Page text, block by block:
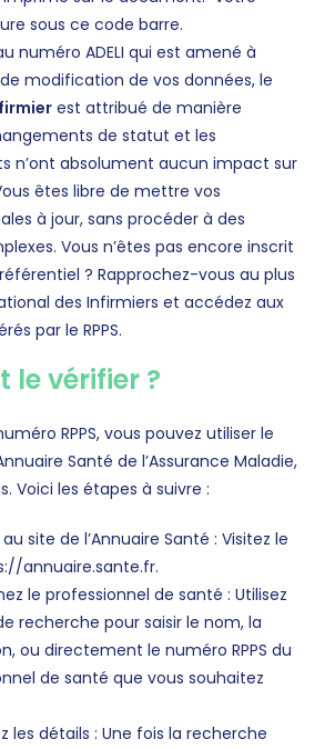
sous ce code barre.
numéro ADELI qui est amené à
modification de vos données, le
est attribué de manière
de statut et les
n’ont absolument aucun impact sur
êtes libre de mettre vos
à jour, sans procéder à des
Vous n’êtes pas encore inscrit
? Rapprochez-vous au plus
des Infirmiers et accédez aux
par le RPPS.
le vérifier ?
RPPS, vous pouvez utiliser le
Santé de l’Assurance Maladie,
Voici les étapes à suivre :
site de l’Annuaire Santé : Visitez le
annuaire.sante.fr.
le professionnel de santé : Utilisez
recherche pour saisir le nom, la
ou directement le numéro RPPS du
de santé que vous souhaitez
les détails : Une fois la recherche